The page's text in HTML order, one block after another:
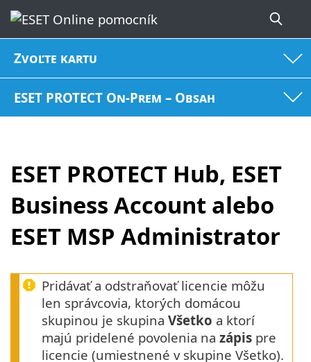
Zvoľte kartu
ESET PROTECT On-Prem – Obsah
ESET PROTECT Hub, ESET
Business Account alebo
ESET MSP Administrator
Pridávať a odstraňovať licencie môžu
len správcovia, ktorých domácou
skupinou je skupina Všetko a ktorí
majú pridelené povolenia na zápis pre
licencie (umiestnené v skupine Všetko).